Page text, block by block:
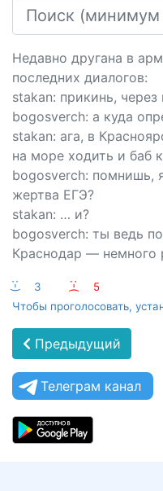
Недавно другана в
последних диалогов:
stakan: прикинь,
bogosverch: а куда
stakan: ага, в
на море ходить и баб
bogosverch: помнишь,
жертва ЕГЭ?
stakan: … и?
bogosverch: ты ведь
Краснодар — немного
:-) 3 :-(
5
Чтобы проголосовать,
Предыдущий
Телеграм канал